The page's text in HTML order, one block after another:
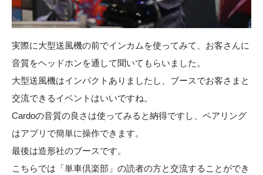
実際に大型送風機の前でインカムを使ってみて、お客さんに
音質をヘッドホンを通して聞いてもらいました。
大型送風機はインパクトありましたし、ブースでお客さまと
交流できるイベントはいいですね。
Cardoの音質の良さは使ってみると納得ですし、ペアリング
はアプリで簡単に操作できます。
最後は造形社のブースです。
こちらでは「単車倶楽部」の読者の方と交流することができ